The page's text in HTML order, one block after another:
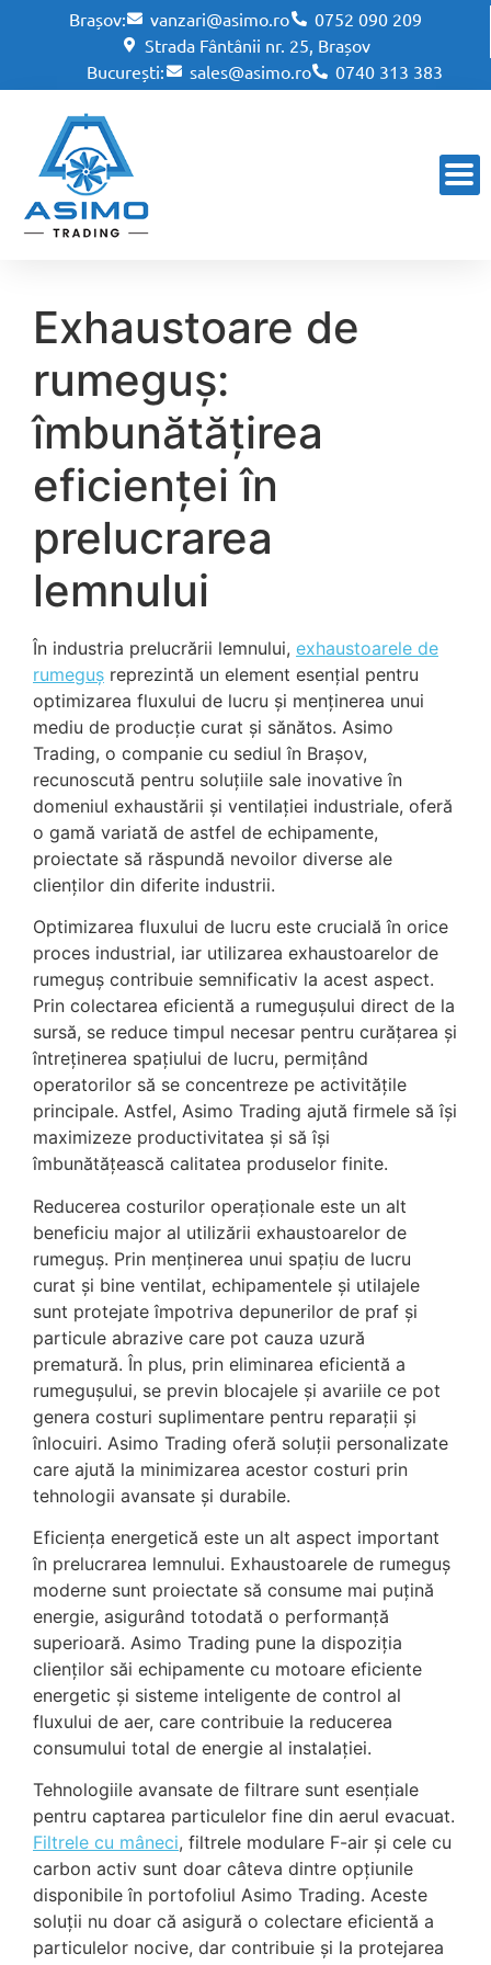
Brașov: vanzari@asimo.ro
0752 090 209
Strada Fântânii nr. 25, Brașov
București:
sales@asimo.ro 0740 313 383
Exhaustoare de
rumeguș:
îmbunătățirea
eficienței în
prelucrarea
lemnului
În industria prelucrării lemnului, exhaustoarele de
rumeguș reprezintă un element esențial pentru
optimizarea fluxului de lucru și menținerea unui
mediu de producție curat și sănătos. Asimo
Trading, o companie cu sediul în Brașov,
recunoscută pentru soluțiile sale inovative în
domeniul exhaustării și ventilației industriale, oferă
o gamă variată de astfel de echipamente,
proiectate să răspundă nevoilor diverse ale
clienților din diferite industrii.
Optimizarea fluxului de lucru este crucială în orice
proces industrial, iar utilizarea exhaustoarelor de
rumeguș contribuie semnificativ la acest aspect.
Prin colectarea eficientă a rumegușului direct de la
sursă, se reduce timpul necesar pentru curățarea și
întreținerea spațiului de lucru, permițând
operatorilor să se concentreze pe activitățile
principale. Astfel, Asimo Trading ajută firmele să își
maximizeze productivitatea și să își
îmbunătățească calitatea produselor finite.
Reducerea costurilor operaționale este un alt
beneficiu major al utilizării exhaustoarelor de
rumeguș. Prin menținerea unui spațiu de lucru
curat și bine ventilat, echipamentele și utilajele
sunt protejate împotriva depunerilor de praf și
particule abrazive care pot cauza uzură
prematură. În plus, prin eliminarea eficientă a
rumegușului, se previn blocajele și avariile ce pot
genera costuri suplimentare pentru reparații și
înlocuiri. Asimo Trading oferă soluții personalizate
care ajută la minimizarea acestor costuri prin
tehnologii avansate și durabile.
Eficiența energetică este un alt aspect important
în prelucrarea lemnului. Exhaustoarele de rumeguș
moderne sunt proiectate să consume mai puțină
energie, asigurând totodată o performanță
superioară. Asimo Trading pune la dispoziția
clienților săi echipamente cu motoare eficiente
energetic și sisteme inteligente de control al
fluxului de aer, care contribuie la reducerea
consumului total de energie al instalației.
Tehnologiile avansate de filtrare sunt esențiale
pentru captarea particulelor fine din aerul evacuat.
Filtrele cu mâneci, filtrele modulare F-air și cele cu
carbon activ sunt doar câteva dintre opțiunile
disponibile în portofoliul Asimo Trading. Aceste
soluții nu doar că asigură o colectare eficientă a
particulelor nocive, dar contribuie și la protejarea